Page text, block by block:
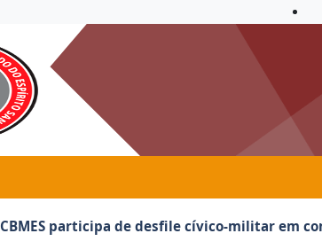
CBMES participa de desfile cívico-militar em